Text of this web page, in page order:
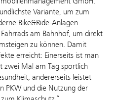
Variante, um zum
Bike&Ride-Anlagen
am Bahnhof, um direkt
zu können. Damit
erreicht: Einerseits ist man
zwei Mal am Tag sportlich
andererseits leistet
PKW und die Nutzung der